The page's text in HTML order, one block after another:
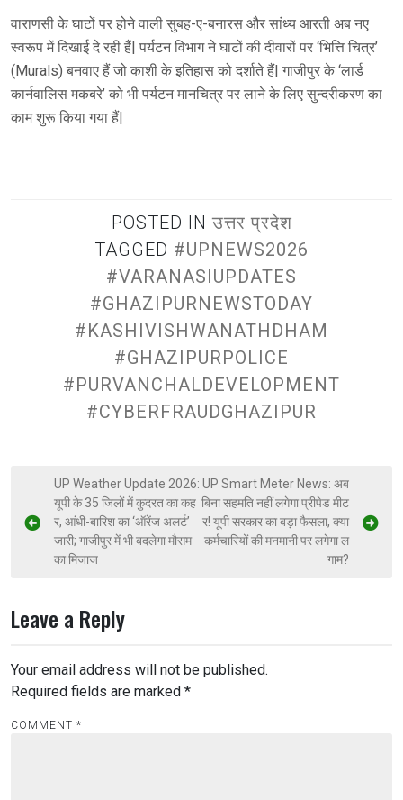
वाराणसी के घाटों पर होने वाली सुबह-ए-बनारस और सांध्य आरती अब नए
स्वरूप में दिखाई दे रही हैं| पर्यटन विभाग ने घाटों की दीवारों पर ‘भित्ति चित्र’
(Murals) बनवाए हैं जो काशी के इतिहास को दर्शाते हैं| गाजीपुर के ‘लार्ड
कार्नवालिस मकबरे’ को भी पर्यटन मानचित्र पर लाने के लिए सुन्दरीकरण का
काम शुरू किया गया हैं|
POSTED INउत्तर प्रदेश
TAGGED #UPNEWS2026
#VARANASIUPDATES
#GHAZIPURNEWSTODAY
#KASHIVISHWANATHDHAM
#GHAZIPURPOLICE
#PURVANCHALDEVELOPMENT
#CYBERFRAUDGHAZIPUR
UP Weather Update 2026:
यूपी के 35 जिलों में कुदरत का कह
र, आंधी-बारिश का ‘ऑरेंज अलर्ट’
जारी; गाजीपुर में भी बदलेगा मौसम
का मिजाज
UP Smart Meter News: अब
बिना सहमति नहीं लगेगा प्रीपेड मीट
र! यूपी सरकार का बड़ा फैसला, क्या
कर्मचारियों की मनमानी पर लगेगा ल
गाम?
Leave a Reply
Your email address will not be published.
Required fields are marked *
COMMENT *